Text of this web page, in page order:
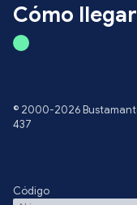
Cómo llegar
© 2000-2026
437
Código